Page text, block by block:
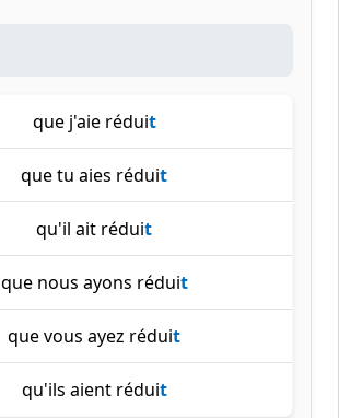
que j'aie réduit
que tu aies réduit
qu'il ait réduit
que nous ayons réduit
que vous ayez réduit
qu'ils aient réduit